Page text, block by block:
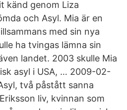
känd genom Liza
och Asyl. Mia är en
med sin nya
ha tvingas lämna sin
landet. 2003 skulle Mia
asyl i USA, … 2009-02-
två påstått sanna
liv, kvinnan som